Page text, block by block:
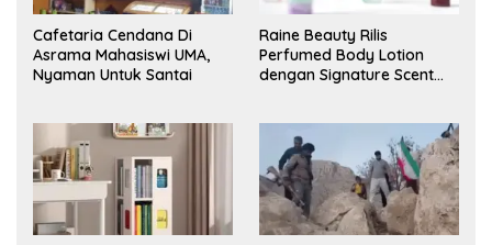
Cafetaria Cendana Di
Asrama Mahasiswi UMA,
Nyaman Untuk Santai
Raine Beauty Rilis
Perfumed Body Lotion
dengan Signature Scent